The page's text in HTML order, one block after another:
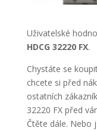
Uživatelské
HDCG 32220 FX.
Chystáte se
chcete si před
ostatních
32220 FX před
Čtěte dále. Nebo